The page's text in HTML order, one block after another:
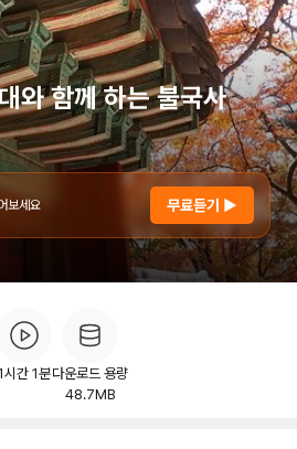
와 함께 하는 불국사
보세요 무료듣기 ▶
시간 1분다운로드 용량
48.7MB